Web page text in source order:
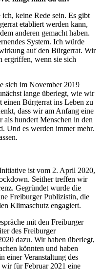
keine Rede sein. Es gibt
etabliert werden kann,
anderen gemacht haben.
System. Ich würde
auf den Bürgerrat. Wir
ergriffen, wenn sie sich
sich im November 2019
lange überlegt, wie wir
einen Bürgerrat ins Leben zu
dass wir am Anfang eine
hundert Menschen in den
Und es werden immer mehr.
ist vom 2. April 2020,
Seither treffen wir
Gegründet wurde die
Freiburger Publizistin, die
Klimaschutz engagiert.
mit den Freiburger
des Freiburger
dazu. Wir haben überlegt,
könnten und haben
einer Veranstaltung des
für Februar 2021 eine